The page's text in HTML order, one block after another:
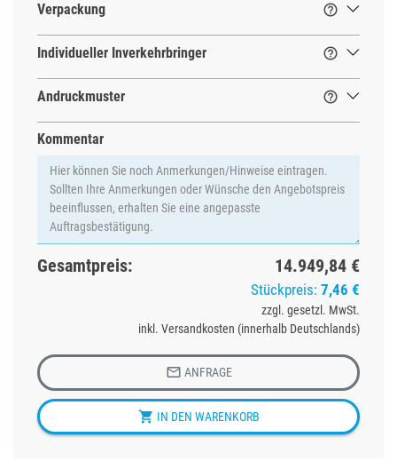

Verpackung

Individueller Inverkehrbringer

Andruckmuster
Kommentar
Gesamtpreis: 14.949,84 €
Stückpreis: 7,46 €
zzgl. gesetzl. MwSt.
inkl. Versandkosten (innerhalb Deutschlands)
 ANFRAGE
 IN DEN WARENKORB